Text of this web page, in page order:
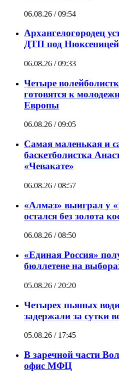
06.08.26 / 09:54
Архангелогородец
ДТП под Нюксеницей,
06.08.26 / 09:33
Четыре
готовятся к
Европы
06.08.26 / 09:05
Самая маленькая и
баскетболистка
«Чевакате»
06.08.26 / 08:57
«Алмаз» выиграл у
остался без золота
06.08.26 / 08:50
«Единая Россия»
бюллетене на
05.08.26 / 20:20
Четырех пьяных
задержали за сутки
05.08.26 / 17:45
В заречной части
офис МФЦ